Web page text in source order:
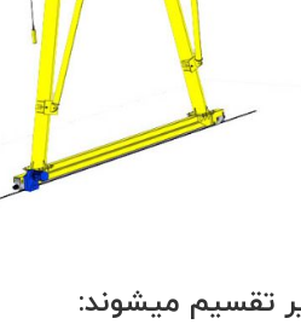
تقسیم میشوند: